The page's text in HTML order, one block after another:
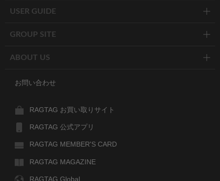
USER GUIDE
GROUP SITE
ABOUT US
お問い合わせ
RAGTAG お買い取りサイト
RAGTAG 公式アプリ
RAGTAG MEMBER'S CARD
RAGTAG MAGAZINE
RAGTAG Global